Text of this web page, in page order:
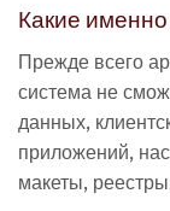
Какие
Прежде всего
система не
данных,
приложений,
макеты,